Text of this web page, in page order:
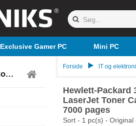
Exclusive Gamer PC Mini PC
Toner og toneropsamlere
Forside IT og
Hewlett-Packard
LaserJet Toner
7000 pages
Sort - 1 pc(s) - Original